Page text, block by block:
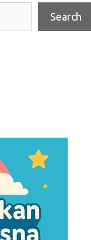
Search